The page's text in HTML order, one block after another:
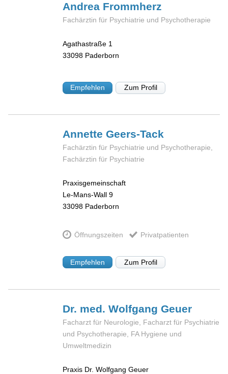
Andrea Frommherz
Fachärztin für Psychiatrie und Psychotherapie
Agathastraße 1
33098 Paderborn
Empfehlen Zum Profil
AnnetteGeers-Tack
Fachärztin für Psychiatrie und Psychotherapie,
Fachärztin für Psychiatrie
Praxisgemeinschaft
Le-Mans-Wall 9
33098 Paderborn
Öffnungszeiten Privatpatienten
Empfehlen Zum Profil
Dr. med. WolfgangGeuer
Facharzt für Neurologie, Facharzt für Psychiatrie
und Psychotherapie, FA Hygiene und
Umweltmedizin
Praxis Dr. Wolfgang Geuer